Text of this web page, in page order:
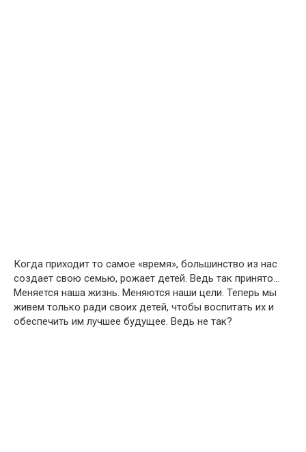
Когда приходит то самое «время», большинство из нас
создает свою семью, рожает детей. Ведь так принято…
Меняется наша жизнь. Меняются наши цели. Теперь мы
живем только ради своих детей, чтобы воспитать их и
обеспечить им лучшее будущее. Ведь не так?